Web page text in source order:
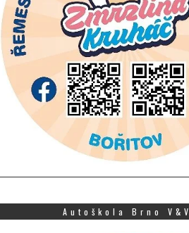
Autoškola Brno V&V